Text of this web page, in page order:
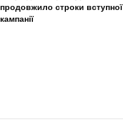
продовжило строки вступної
кампанії